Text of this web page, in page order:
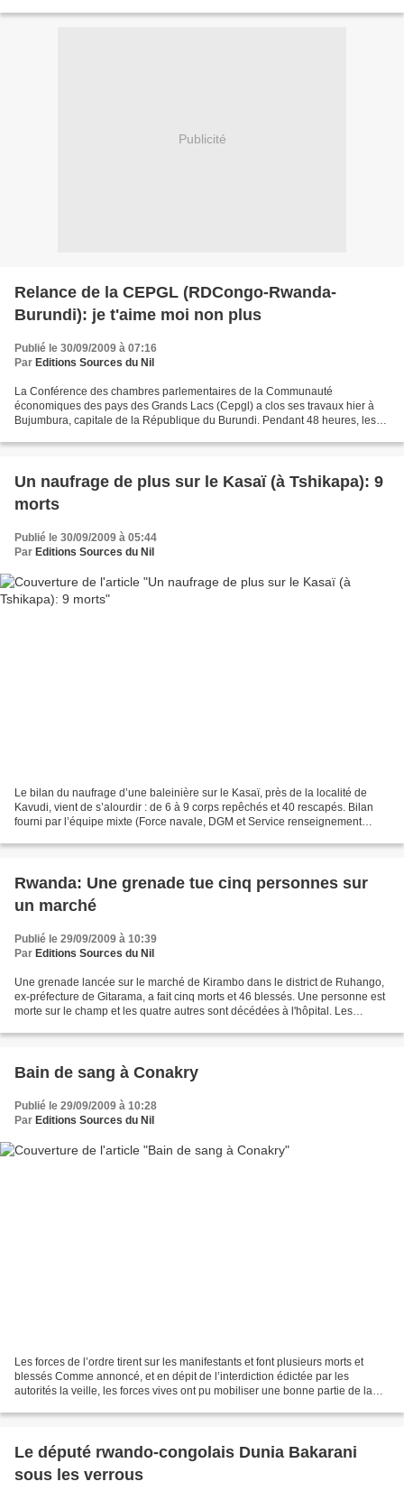
Publicité
Relance de la CEPGL (RDCongo-Rwanda-
Burundi): je t'aime moi non plus
Publié le 30/09/2009 à 07:16
Par Editions Sources du Nil
La Conférence des chambres parlementaires de la Communauté
économiques des pays des Grands Lacs (Cepgl) a clos ses travaux hier à
Bujumbura, capitale de la République du Burundi. Pendant 48 heures, les
Un naufrage de plus sur le Kasaï (à Tshikapa): 9
morts
Publié le 30/09/2009 à 05:44
Par Editions Sources du Nil
Le bilan du naufrage d’une baleinière sur le Kasaï, près de la localité de
Kavudi, vient de s’alourdir : de 6 à 9 corps repêchés et 40 rescapés. Bilan
fourni par l’équipe mixte (Force navale, DGM et Service renseignement
Rwanda: Une grenade tue cinq personnes sur
un marché
Publié le 29/09/2009 à 10:39
Par Editions Sources du Nil
Une grenade lancée sur le marché de Kirambo dans le district de Ruhango,
ex-préfecture de Gitarama, a fait cinq morts et 46 blessés. Une personne est
morte sur le champ et les quatre autres sont décédées à l'hôpital. Les
Bain de sang à Conakry
Publié le 29/09/2009 à 10:28
Par Editions Sources du Nil
Les forces de l’ordre tirent sur les manifestants et font plusieurs morts et
blessés Comme annoncé, et en dépit de l’interdiction édictée par les
autorités la veille, les forces vives ont pu mobiliser une bonne partie de la
Le député rwando-congolais Dunia Bakarani
sous les verrous